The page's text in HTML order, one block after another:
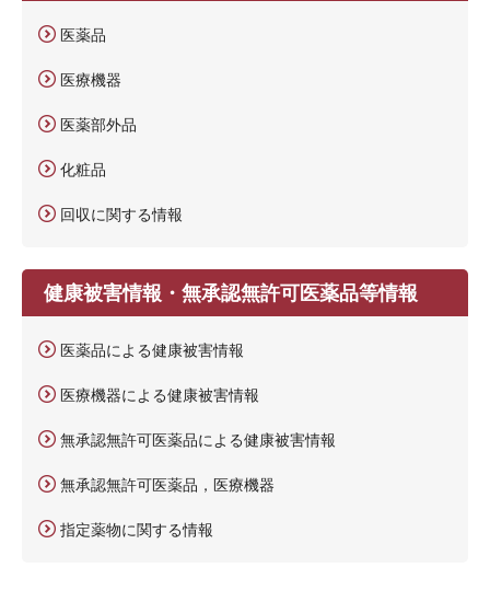
医薬品
医療機器
医薬部外品
化粧品
回収に関する情報
健康被害情報・無承認無許可医薬品等情報
医薬品による健康被害情報
医療機器による健康被害情報
無承認無許可医薬品による健康被害情報
無承認無許可医薬品，医療機器
指定薬物に関する情報